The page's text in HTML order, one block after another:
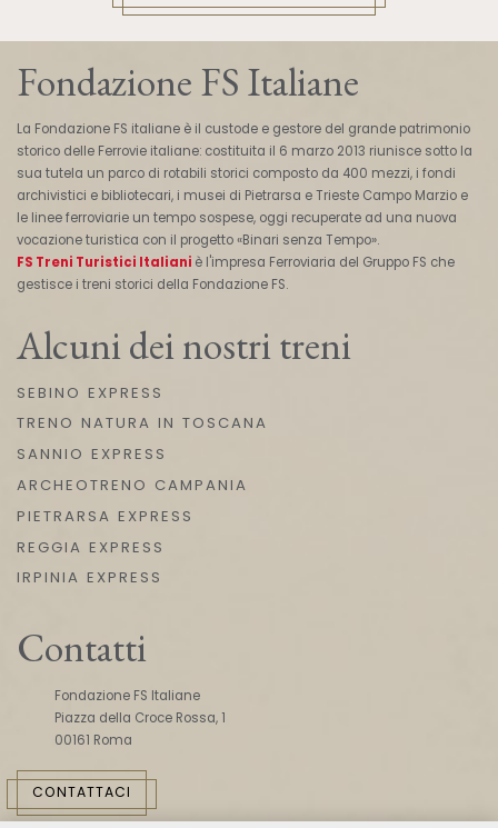
Fondazione FS Italiane
La Fondazione FS italiane è il custode e gestore del grande patrimonio
storico delle Ferrovie italiane: costituita il 6 marzo 2013 riunisce sotto la
sua tutela un parco di rotabili storici composto da 400 mezzi, i fondi
archivistici e bibliotecari, i musei di Pietrarsa e Trieste Campo Marzio e
le linee ferroviarie un tempo sospese, oggi recuperate ad una nuova
vocazione turistica con il progetto «Binari senza Tempo».
FS Treni Turistici Italiani è l'impresa Ferroviaria del Gruppo FS che
gestisce i treni storici della Fondazione FS.
Alcuni dei nostri treni
SEBINO EXPRESS
TRENO NATURA IN TOSCANA
SANNIO EXPRESS
ARCHEOTRENO CAMPANIA
PIETRARSA EXPRESS
REGGIA EXPRESS
IRPINIA EXPRESS
Contatti
Fondazione FS Italiane
Piazza della Croce Rossa, 1
00161 Roma
CONTATTACI